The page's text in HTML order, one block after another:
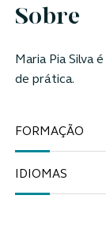
Sobre
Maria Pia Silva é
de prática.
FORMAÇÃO
IDIOMAS